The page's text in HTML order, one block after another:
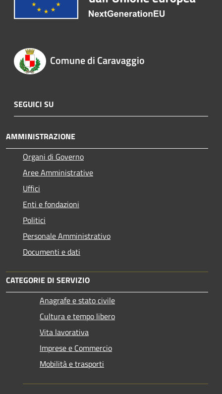
Comune di Caravaggio
SEGUICI SU
AMMINISTRAZIONE
Organi di Governo
Aree Amministrative
Uffici
Enti e fondazioni
Politici
Personale Amministrativo
Documenti e dati
CATEGORIE DI SERVIZIO
Anagrafe e stato civile
Cultura e tempo libero
Vita lavorativa
Imprese e Commercio
Mobilità e trasporti